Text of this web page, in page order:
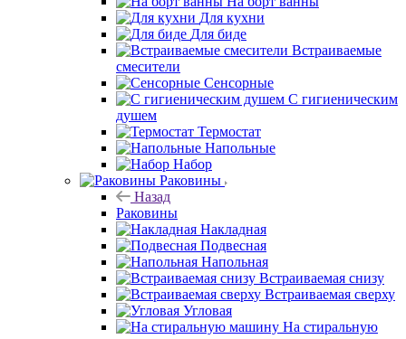
Для кухни
Для биде
Встраиваемые
смесители
Сенсорные
С гигиеническим
душем
Термостат
Напольные
Набор
Раковины
Назад
Раковины
Накладная
Подвесная
Напольная
Встраиваемая снизу
Встраиваемая сверху
Угловая
На стиральную